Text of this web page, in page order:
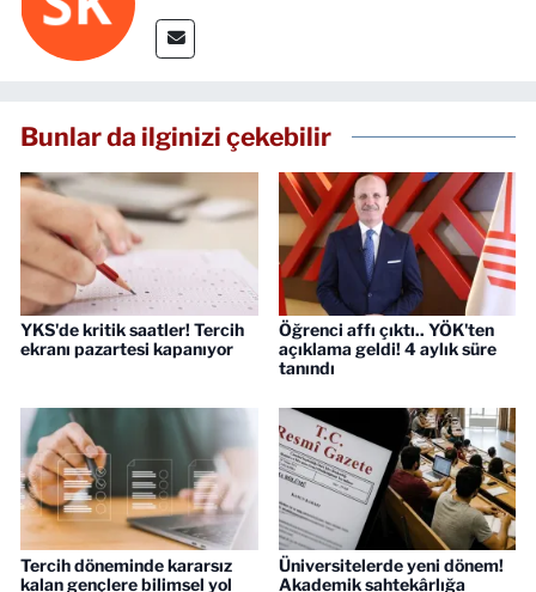
Bunlar da ilginizi çekebilir
YKS'de kritik saatler! Tercih
ekranı pazartesi kapanıyor
Öğrenci affı çıktı.. YÖK'ten
açıklama geldi! 4 aylık süre
tanındı
Tercih döneminde kararsız
kalan gençlere bilimsel yol
Üniversitelerde yeni dönem!
Akademik sahtekârlığa